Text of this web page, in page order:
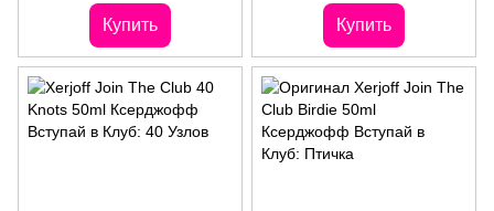
Купить Купить